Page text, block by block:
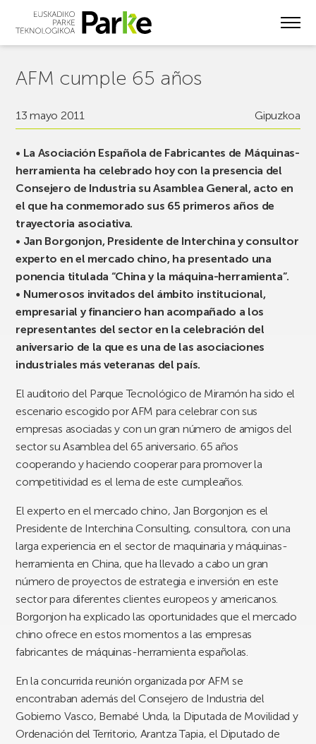
AFM cumple 65 años
13 mayo 2011 Gipuzkoa
• La Asociación Española de Fabricantes de Máquinas-
herramienta ha celebrado hoy con la presencia del
Consejero de Industria su Asamblea General, acto en
el que ha conmemorado sus 65 primeros años de
trayectoria asociativa.
• Jan Borgonjon, Presidente de Interchina y consultor
experto en el mercado chino, ha presentado una
ponencia titulada “China y la máquina-herramienta”.
• Numerosos invitados del ámbito institucional,
empresarial y financiero han acompañado a los
representantes del sector en la celebración del
aniversario de la que es una de las asociaciones
industriales más veteranas del país.
El auditorio del Parque Tecnológico de Miramón ha sido el
escenario escogido por AFM para celebrar con sus
empresas asociadas y con un gran número de amigos del
sector su Asamblea del 65 aniversario. 65 años
cooperando y haciendo cooperar para promover la
competitividad es el lema de este cumpleaños.
El experto en el mercado chino, Jan Borgonjon es el
Presidente de Interchina Consulting, consultora, con una
larga experiencia en el sector de maquinaria y máquinas-
herramienta en China, que ha llevado a cabo un gran
número de proyectos de estrategia e inversión en este
sector para diferentes clientes europeos y americanos.
Borgonjon ha explicado las oportunidades que el mercado
chino ofrece en estos momentos a las empresas
fabricantes de máquinas-herramienta españolas.
En la concurrida reunión organizada por AFM se
encontraban además del Consejero de Industria del
Gobierno Vasco, Bernabé Unda, la Diputada de Movilidad y
Ordenación del Territorio, Arantza Tapia, el Diputado de